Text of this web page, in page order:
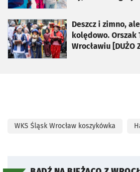
Deszcz i zimno,
kolędowo. Orszak
Wrocławiu [DUŻO
otworzy się w nowej karcie
WKS Śląsk Wrocław koszykówka